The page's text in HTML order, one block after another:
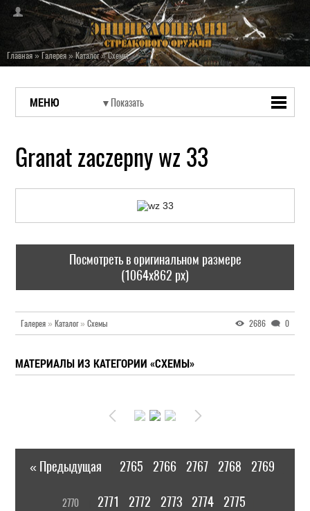
Главная»Галерея»Каталог»Схемы
МЕНЮ
Granat zaczepny wz 33
Посмотреть в оригинальном размере
(1064x862 px)
Галерея » Каталог» Схемы 2686 0
МАТЕРИАЛЫ ИЗ КАТЕГОРИИ «СХЕМЫ»
« Предыдущая 2765 2766 2767 2768 2769
2770 2771 2772 2773 2774 2775